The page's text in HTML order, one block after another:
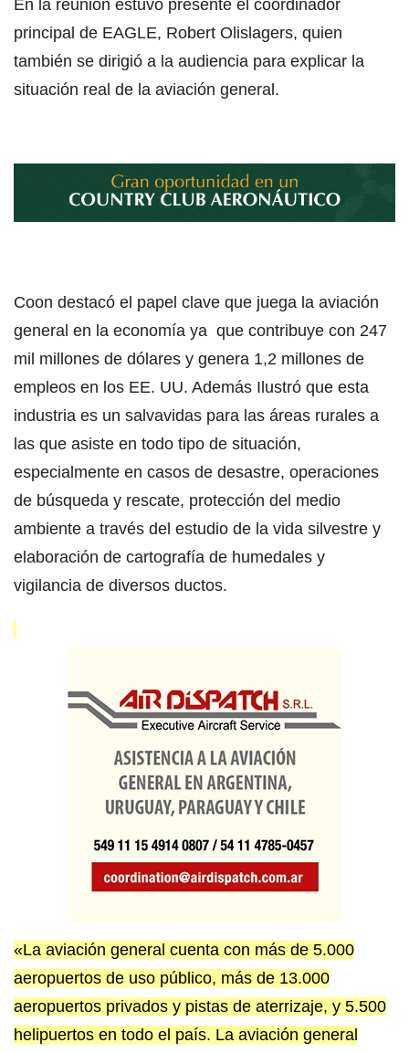
En la reunión estuvo presente el coordinador
principal de EAGLE, Robert Olislagers, quien
también se dirigió a la audiencia para explicar la
situación real de la aviación general.
Coon destacó el papel clave que juega la aviación
general en la economía ya que contribuye con 247
mil millones de dólares y genera 1,2 millones de
empleos en los EE. UU. Además Ilustró que esta
industria es un salvavidas para las áreas rurales a
las que asiste en todo tipo de situación,
especialmente en casos de desastre, operaciones
de búsqueda y rescate, protección del medio
ambiente a través del estudio de la vida silvestre y
elaboración de cartografía de humedales y
vigilancia de diversos ductos.
«La aviación general cuenta con más de 5.000
aeropuertos de uso público, más de 13.000
aeropuertos privados y pistas de aterrizaje, y 5.500
helipuertos en todo el país. La aviación general